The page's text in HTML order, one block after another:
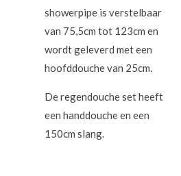
showerpipe is verstelbaar
van 75,5cm tot 123cm en
wordt geleverd met een
hoofddouche van 25cm.
De regendouche set heeft
een handdouche en een
150cm slang.